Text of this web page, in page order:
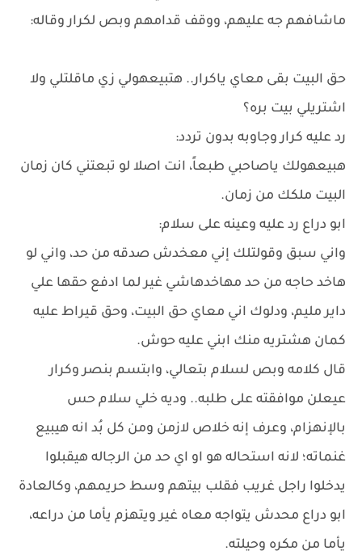
ماشافهم جه عليهم، ووقف قدامهم وبص لكرار وقاله:
حق البيت بقى معاي ياكرار.. هتبيعهولي زي ماقلتلي ولا
اشتريلي بيت بره؟
رد عليه كرار وجاوبه بدون تردد:
هبيعهولك ياصاحبي طبعاً، انت اصلا لو تبعتني كان زمان
البيت ملكك من زمان.
ابو دراع رد عليه وعينه على سلام:
واني سبق وقولتلك إني معخدش صدقه من حد، واني لو
هاخد حاجه من حد مهاخدهاشي غير لما ادفع حقها علي
داير مليم، ودلوك اني معاي حق البيت، وحق قيراط عليه
كمان هشتريه منك ابني عليه حوش.
قال كلامه وبص لسلام بتعالي، وابتسم بنصر وكرار
عيعلن موافقته على طلبه.. وديه خلي سلام حس
بالإنهزام، وعرف إنه خلاص لازمن ومن كل بُد انه هيبيع
غنماته؛ لانه استحاله هو او اي حد من الرجاله هيقبلوا
يدخلوا راجل غريب فقلب بيتهم وسط حريمهم، وكالعادة
ابو دراع محدش يتواجه معاه غير ويتهزم يأما من دراعه،
يأما من مكره وحيلته.